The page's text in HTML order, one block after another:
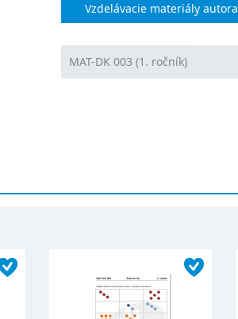
Vzdelávacie materiály autora
MAT-DK 003 (1. ročník)